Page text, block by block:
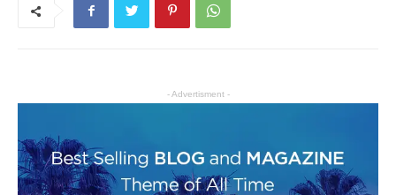
- Advertisment -